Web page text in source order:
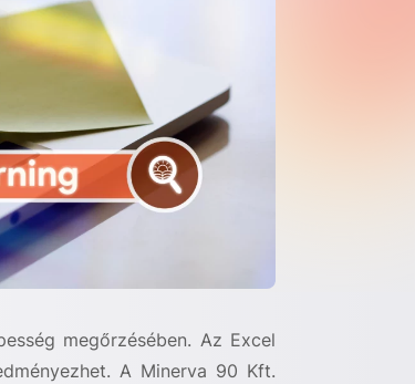
megőrzésében. Az Excel
A Minerva 90 Kft.